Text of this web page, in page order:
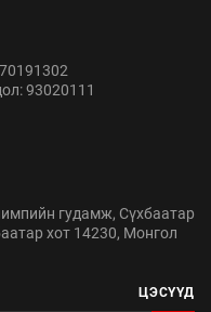
93020111
гудамж, Сүхбаатар
хот 14230, Монгол
ЦЭСҮҮД